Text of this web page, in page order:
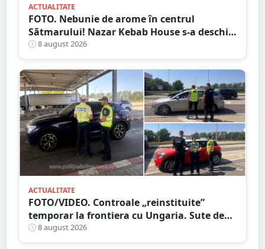
ACTUALITATE
FOTO. Nebunie de arome în centrul
Sătmarului! Nazar Kebab House s-a deschis
cu șaorma la 20 de lei, azi și mâine
8 august 2026
ACTUALITATE
FOTO/VIDEO. Controale „reinstituite”
temporar la frontiera cu Ungaria. Sute de
persoane și mașini, verificate în județul
Satu Mare
8 august 2026